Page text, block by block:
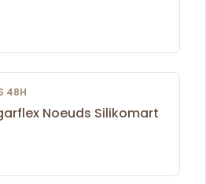
48H
Noeuds Silikomart